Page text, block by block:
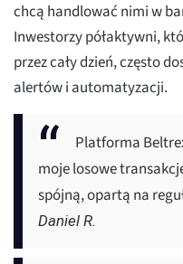
chcą handlować nimi w
Inwestorzy półaktywni,
przez cały dzień, często
alertów i automatyzacji.
Platforma
moje losowe
spójną, opartą na
Daniel R.